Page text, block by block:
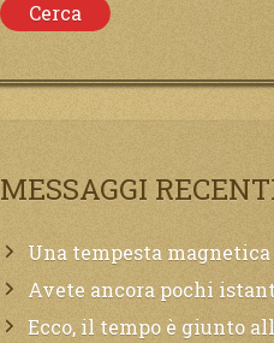
MESSAGGI
Una tempesta magnetica è in corso, questa generazione patirà. Il black out non tarderà ad arrivare e
Avete ancora pochi istanti per convertirvi, non perdete tempo, la sciagura arriverà all’improvviso e per chi non si sarà
Ecco, il tempo è giunto all’unione del Padre con il figlio, non avete che da